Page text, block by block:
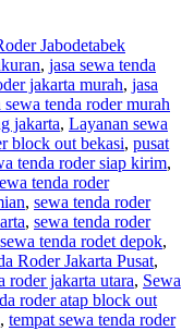
Jabodetabek
, jasa sewa tenda
jakarta murah, jasa
sewa tenda roder murah
jakarta, Layanan sewa
block out bekasi, pusat
tenda roder siap kirim,
tenda roder
, sewa tenda roder
, sewa tenda roder
tenda rodet depok,
Roder Jakarta Pusat,
roder jakarta utara, Sewa
roder atap block out
, tempat sewa tenda roder